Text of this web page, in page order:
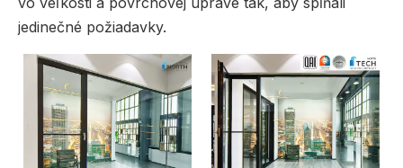
jedinečné požiadavky.